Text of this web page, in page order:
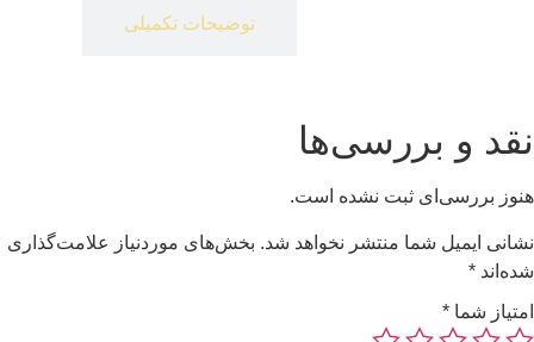
توضیحات تکمیلی
نقد و بررسی‌ها
هنوز بررسی‌ای ثبت نشده است.
نشانی ایمیل شما منتشر نخواهد شد. بخش‌های موردنیاز علامت‌گذاری
شده‌اند *
امتیاز شما *